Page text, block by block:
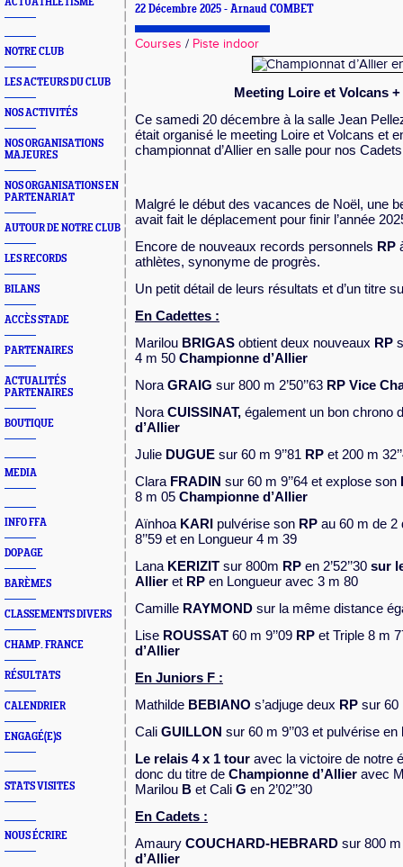
NOTRE CLUB
LES ACTEURS DU CLUB
NOS ACTIVITÉS
NOS ORGANISATIONS
MAJEURES
NOS ORGANISATIONS EN
PARTENARIAT
AUTOUR DE NOTRE CLUB
LES RECORDS
BILANS
ACCÈS STADE
PARTENAIRES
ACTUALITÉS
PARTENAIRES
BOUTIQUE
MEDIA
INFO FFA
DOPAGE
BARÈMES
CLASSEMENTS DIVERS
CHAMP. FRANCE
RÉSULTATS
CALENDRIER
ENGAGÉ(E)S
STATS VISITES
NOUS ÉCRIRE
22 Décembre 2025 - Arnaud COMBET
Courses / Piste indoor
Meeting Loire et Volcans
Ce samedi 20 décembre à la salle Jean
était organisé le meeting Loire et Volcans et
championnat d’Allier en salle pour nos
Malgré le début des vacances de Noël, une
avait fait le déplacement pour finir l’année
Encore de nouveaux records personnels RP
athlètes, synonyme de progrès.
Un petit détail de leurs résultats et d’un titre
En Cadettes :
Marilou BRIGAS obtient deux nouveaux RP
4 m 50 Championne d’Allier
Nora GRAIG sur 800 m 2’50’’63 RP Vice
Nora CUISSINAT, également un bon chrono
d’Allier
Julie DUGUE sur 60 m 9’’81 RP et 200 m
Clara FRADIN sur 60 m 9’’64 et explose son
8 m 05 Championne d’Allier
Aïnhoa KARI pulvérise son RP au 60 m de 2
8’’59 et en Longueur 4 m 39
Lana KERIZIT sur 800m RP en 2’52’’30 sur
Allier et RP en Longueur avec 3 m 80
Camille RAYMOND sur la même distance
Lise ROUSSAT 60 m 9’’09 RP et Triple 8 m
d’Allier
En Juniors F :
Mathilde BEBIANO s’adjuge deux RP sur 60
Cali GUILLON sur 60 m 9’’03 et pulvérise en
Le relais 4 x 1 tour avec la victoire de notre
donc du titre de Championne d’Allier avec
Marilou B et Cali G en 2’02’’30
En Cadets :
Amaury COUCHARD-HEBRARD sur 800 m
d’Allier